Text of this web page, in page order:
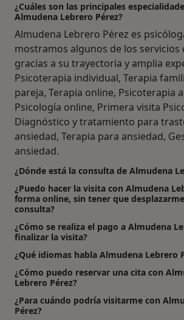
¿Cuáles son las principales
Almudena Lebrero Pérez?
Almudena Lebrero Pérez es
mostramos algunos de los servicios
gracias a su trayectoria y amplia
Psicoterapia individual, Terapia
pareja, Terapia online, Psicoterapia
Psicología online, Primera visita
Diagnóstico y tratamiento para
ansiedad, Terapia para ansiedad,
ansiedad.
¿Dónde está la consulta de Almudena
¿Puedo hacer la visita con Almudena
forma online, sin tener que
consulta?
¿Cómo se realiza el pago a Almudena
finalizar la visita?
¿Qué idiomas habla Almudena Lebrero
¿Cómo puedo reservar una cita con
Lebrero Pérez?
¿Para cuándo podría visitarme con
Pérez?